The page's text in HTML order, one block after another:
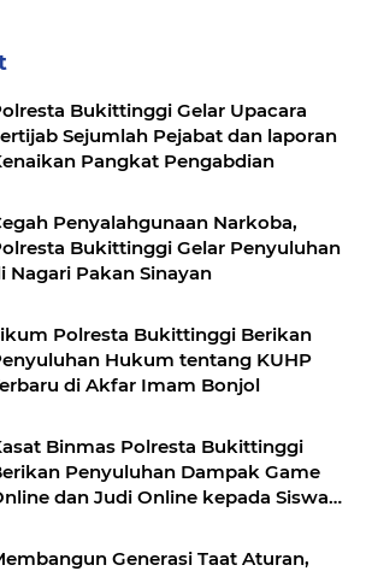
Bukittinggi Gelar Upacara
Sejumlah Pejabat dan laporan
Pangkat Pengabdian
Penyalahgunaan Narkoba,
Bukittinggi Gelar Penyuluhan
Nagari Pakan Sinayan
Polresta Bukittinggi Berikan
Hukum tentang KUHP
di Akfar Imam Bonjol
Binmas Polresta Bukittinggi
Penyuluhan Dampak Game
dan Judi Online kepada Siswa
Generasi Taat Aturan,